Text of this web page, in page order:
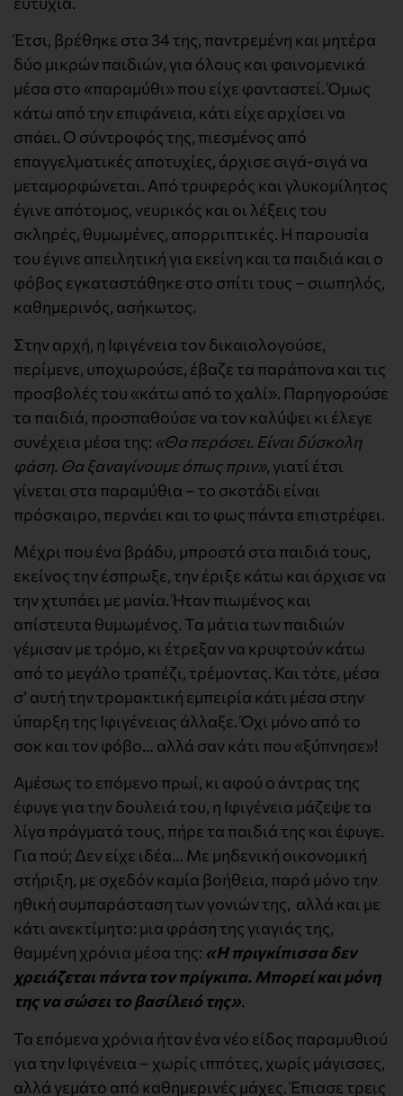
Έτσι, βρέθηκε στα 34 της, παντρεμένη και μητέρα
δύο μικρών παιδιών, για όλους και φαινομενικά
μέσα στο «παραμύθι» που είχε φανταστεί. Όμως
κάτω από την επιφάνεια, κάτι είχε αρχίσει να
σπάει. Ο σύντροφός της, πιεσμένος από
επαγγελματικές αποτυχίες, άρχισε σιγά-σιγά να
μεταμορφώνεται. Από τρυφερός και γλυκομίλητος
έγινε απότομος, νευρικός και οι λέξεις του
σκληρές, θυμωμένες, απορριπτικές. Η παρουσία
του έγινε απειλητική για εκείνη και τα παιδιά και ο
φόβος εγκαταστάθηκε στο σπίτι τους – σιωπηλός,
καθημερινός, ασήκωτος.
Στην αρχή, η Ιφιγένεια τον δικαιολογούσε,
περίμενε, υποχωρούσε, έβαζε τα παράπονα και τις
προσβολές του «κάτω από το χαλί». Παρηγορούσε
τα παιδιά, προσπαθούσε να τον καλύψει κι έλεγε
συνέχεια μέσα της: «Θα περάσει. Είναι δύσκολη
φάση. Θα ξαναγίνουμε όπως πριν», γιατί έτσι
γίνεται στα παραμύθια – το σκοτάδι είναι
πρόσκαιρο, περνάει και το φως πάντα επιστρέφει.
Μέχρι που ένα βράδυ, μπροστά στα παιδιά τους,
εκείνος την έσπρωξε, την έριξε κάτω και άρχισε να
την χτυπάει με μανία. Ήταν πιωμένος και
απίστευτα θυμωμένος. Τα μάτια των παιδιών
γέμισαν με τρόμο, κι έτρεξαν να κρυφτούν κάτω
από το μεγάλο τραπέζι, τρέμοντας. Και τότε, μέσα
σ’ αυτή την τρομακτική εμπειρία κάτι μέσα στην
ύπαρξη της Ιφιγένειας άλλαξε. Όχι μόνο από το
σοκ και τον φόβο… αλλά σαν κάτι που «ξύπνησε»!
Αμέσως το επόμενο πρωί, κι αφού ο άντρας της
έφυγε για την δουλειά του, η Ιφιγένεια μάζεψε τα
λίγα πράγματά τους, πήρε τα παιδιά της και έφυγε.
Για πού; Δεν είχε ιδέα… Με μηδενική οικονομική
στήριξη, με σχεδόν καμία βοήθεια, παρά μόνο την
ηθική συμπαράσταση των γονιών της, αλλά και με
κάτι ανεκτίμητο: μια φράση της γιαγιάς της,
θαμμένη χρόνια μέσα της: «Η πριγκίπισσα δεν
χρειάζεται πάντα τον πρίγκιπα. Μπορεί και μόνη
της να σώσει το βασίλειό της».
Τα επόμενα χρόνια ήταν ένα νέο είδος παραμυθιού
για την Ιφιγένεια – χωρίς ιππότες, χωρίς μάγισσες,
αλλά γεμάτο από καθημερινές μάχες. Έπιασε τρεις